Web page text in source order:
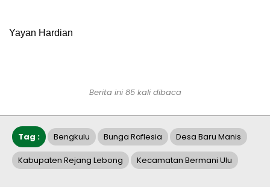
Yayan Hardian
Berita ini 85 kali dibaca
Tag : Bengkulu Bunga Raflesia Desa Baru Manis
Kabupaten Rejang Lebong Kecamatan Bermani Ulu